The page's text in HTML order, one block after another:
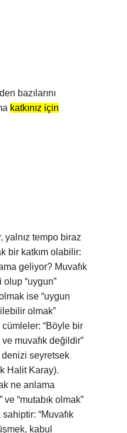
bazılarını
katkınız için
yalnız tempo biraz
bir katkım olabilir:
geliyor? Muvafık
“uygun”
ise “uygun
olmak”
“Böyle bir
muvafık değildir”
denizi seyretsek
Halit Karay).
ne anlama
ve “mutabık olmak”
“Muvafık
kabul